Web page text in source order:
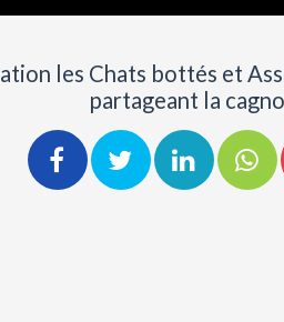
les Chats bottés et
partageant la